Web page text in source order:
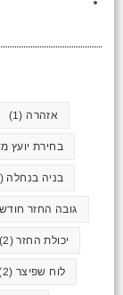
אזהרה (1)
בחירת יועץ
בניה בנחלה (1)
גובה החזר
יכולת החזר(2)
לוח שפיצר (2)